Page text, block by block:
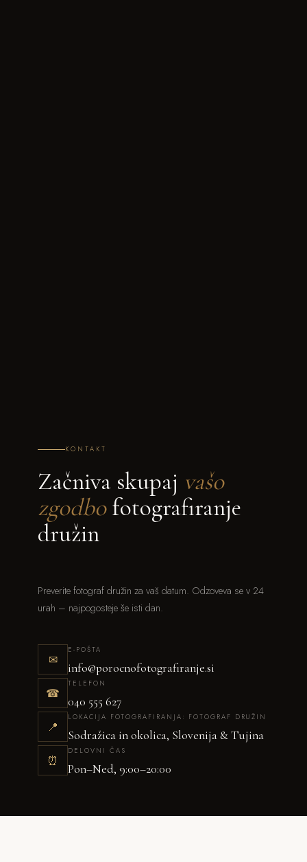
KONTAKT
Začniva skupaj vašo
zgodbofotografiranje
družin
Preverite fotograf družin za vaš datum. Odzoveva se v 24
urah – najpogosteje še isti dan.
✉
E-POŠTA
info@porocnofotografiranje.si
☎
TELEFON
040 555 627
📍
LOKACIJA FOTOGRAFIRANJA: FOTOGRAF DRUŽIN
Sodražica in okolica, Slovenija & Tujina
⏰
DELOVNI ČAS
Pon–Ned, 9:00–20:00